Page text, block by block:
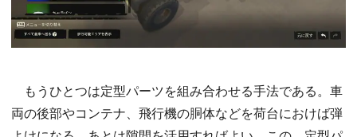
もうひとつは定型パーツを組み合わせる手法である。車
両の後部やコンテナ、飛行機の胴体などを荷台におけば弾